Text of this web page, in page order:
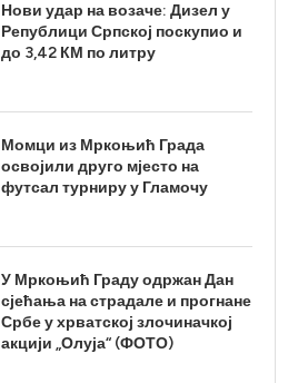
Нови удар на возаче: Дизел у
Републици Српској поскупио и
до 3,42 КМ по литру
Момци из Мркоњић Града
освојили друго мјесто на
футсал турниру у Гламочу
У Мркоњић Граду одржан Дан
сјећања на страдале и прогнане
Србе у хрватској злочиначкој
акцији „Олуја“ (ФОТО)